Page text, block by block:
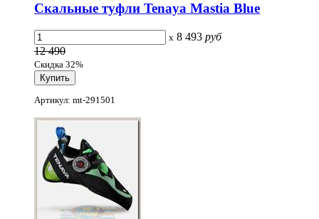
Скальные туфли Tenaya Mastia Blue
x 8 493 руб
12 490
Скидка 32%
Артикул: mt-291501